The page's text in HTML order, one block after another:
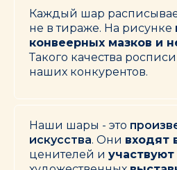
Каждый шар
не в тираже. На рисунке
конвеерных мазков и
Такого качества
наших конкурентов.
Наши шары - это
искусства. Они входят
ценителей и участвуют